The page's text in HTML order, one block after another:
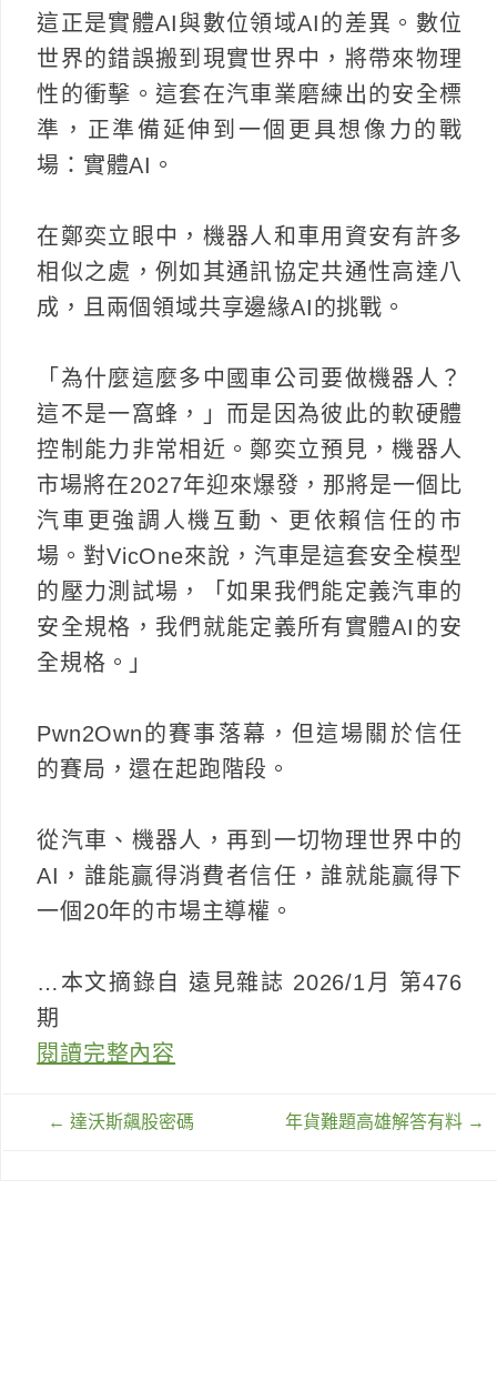
這正是實體AI與數位領域AI的差異。數位
世界的錯誤搬到現實世界中，將帶來物理
性的衝擊。這套在汽車業磨練出的安全標
準，正準備延伸到一個更具想像力的戰
場：實體AI。
在鄭奕立眼中，機器人和車用資安有許多
相似之處，例如其通訊協定共通性高達八
成，且兩個領域共享邊緣AI的挑戰。
「為什麼這麼多中國車公司要做機器人？
這不是一窩蜂，」而是因為彼此的軟硬體
控制能力非常相近。鄭奕立預見，機器人
市場將在2027年迎來爆發，那將是一個比
汽車更強調人機互動、更依賴信任的市
場。對VicOne來說，汽車是這套安全模型
的壓力測試場，「如果我們能定義汽車的
安全規格，我們就能定義所有實體AI的安
全規格。」
Pwn2Own的賽事落幕，但這場關於信任
的賽局，還在起跑階段。
從汽車、機器人，再到一切物理世界中的
AI，誰能贏得消費者信任，誰就能贏得下
一個20年的市場主導權。
…本文摘錄自 遠見雜誌 2026/1月 第476
期
閱讀完整內容
文
← 達沃斯飆股密碼 年貨難題高雄解答有料 →